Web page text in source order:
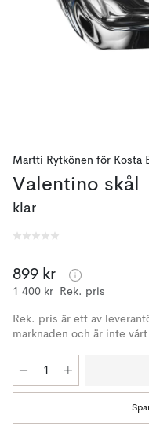
Martti Rytkönen för Kosta
Valentino skål
klar
899 kr
1 400 kr Rek. pris
Rek. pris är ett av
marknaden och är inte